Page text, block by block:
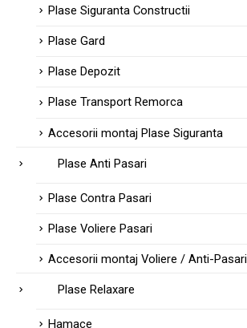
Plase Siguranta Constructii
Plase Gard
Plase Depozit
Plase Transport Remorca
Accesorii montaj Plase Siguranta
Plase Anti Pasari
Plase Contra Pasari
Plase Voliere Pasari
Accesorii montaj Voliere / Anti-Pasari
Plase Relaxare
Hamace